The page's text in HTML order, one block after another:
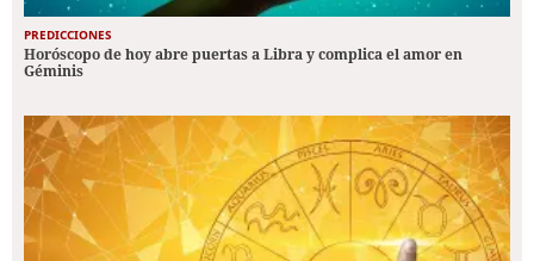
PREDICCIONES
Horóscopo de hoy abre puertas a Libra y complica el amor en
Géminis